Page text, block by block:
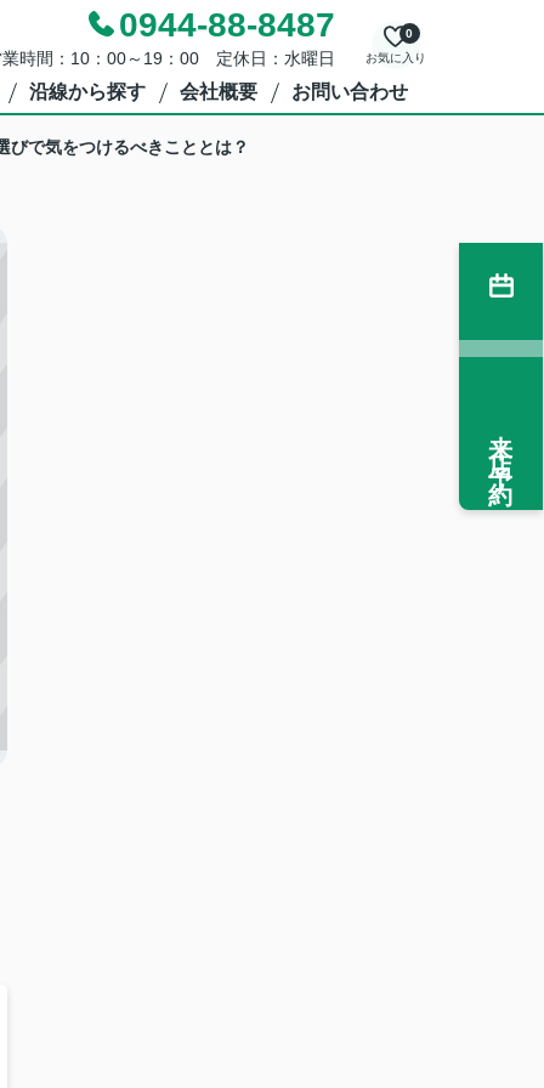
0944-88-8487
時間：10：00～19：00 定休日：水曜日 お気に入り
0
沿線から探す 会社概要 お問い合わせ
で気をつけるべきこととは？
来店予約